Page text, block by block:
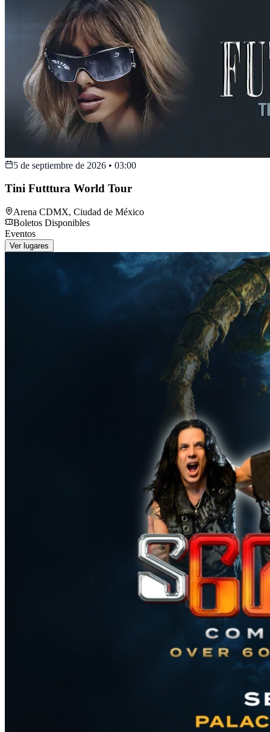
5 de septiembre de 2026 • 03:00
Tini Futttura World Tour
Arena CDMX, Ciudad de México
Boletos Disponibles
Eventos
Ver lugares